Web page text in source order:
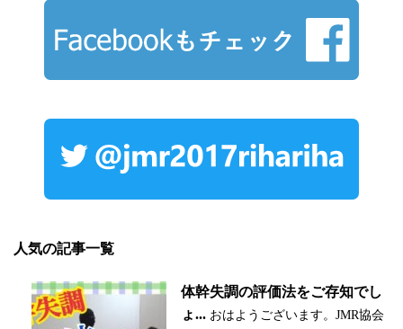
人気の記事一覧
体幹失調の評価法をご存知でし
ょ... おはようございます。JMR協会